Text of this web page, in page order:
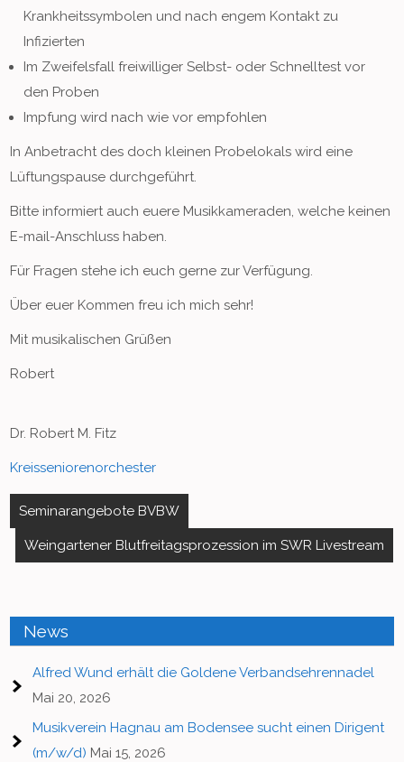
Krankheitssymbolen und nach engem Kontakt zu
Infizierten
Im Zweifelsfall freiwilliger Selbst- oder Schnelltest vor
den Proben
Impfung wird nach wie vor empfohlen
In Anbetracht des doch kleinen Probelokals wird eine
Lüftungspause durchgeführt.
Bitte informiert auch euere Musikkameraden, welche keinen
E-mail-Anschluss haben.
Für Fragen stehe ich euch gerne zur Verfügung.
Über euer Kommen freu ich mich sehr!
Mit musikalischen Grüßen
Robert
Dr. Robert M. Fitz
Kreisseniorenorchester
Beitragsnavigation
Seminarangebote BVBW
Weingartener Blutfreitagsprozession im SWR Livestream
News
Alfred Wund erhält die Goldene Verbandsehrennadel
Mai 20, 2026
Musikverein Hagnau am Bodensee sucht einen Dirigent
(m/w/d) Mai 15, 2026